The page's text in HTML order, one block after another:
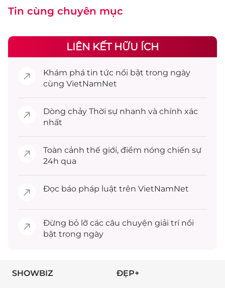
Tin cùng chuyên mục
LIÊN KẾT HỮU ÍCH
Khám phá tin tức nổi bật trong ngày
cùng VietNamNet
Dòng chảy Thời sự nhanh và chính xác
nhất
Toàn cảnh thế giới, điểm nóng chiến sự
24h qua
Đọc báo pháp luật trên VietNamNet
Đừng bỏ lỡ các câu chuyện giải trínổi
bật trong ngày
SHOWBIZ ĐẸP+